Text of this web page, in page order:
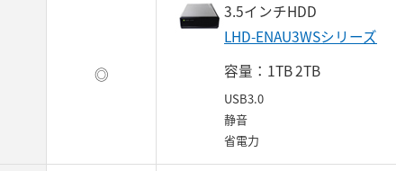
◎
3.5インチHDD
LHD-ENAU3WSシリーズ
容量：1TB 2TB
USB3.0
静音
省電力